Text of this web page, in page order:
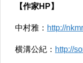
【作家HP】
中村雅： http://
横溝公紀： http://